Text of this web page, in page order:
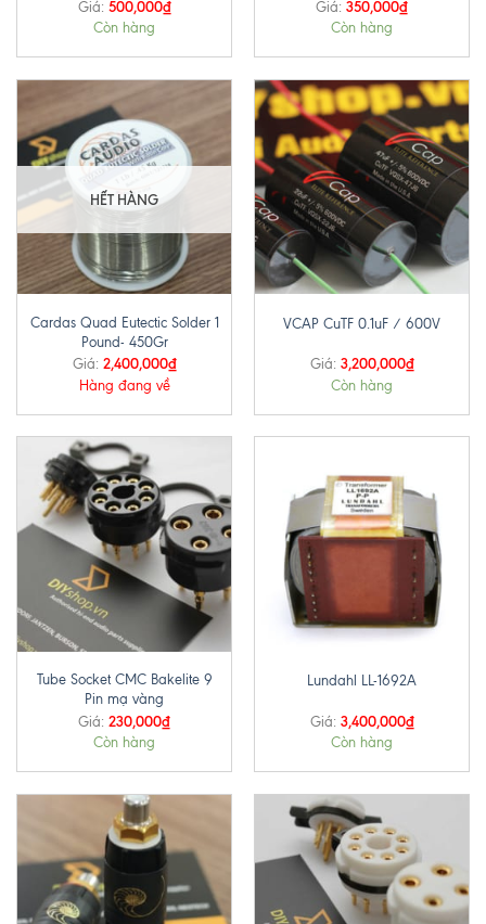
Giá: 500,000₫
Còn hàng
Giá: 350,000₫
Còn hàng
HẾT HÀNG
Cardas Quad Eutectic Solder 1
Pound- 450Gr
Giá: 2,400,000₫
Hàng đang về
VCAP CuTF 0.1uF / 600V
Giá: 3,200,000₫
Còn hàng
Tube Socket CMC Bakelite 9
Pin mạ vàng
Giá: 230,000₫
Còn hàng
Lundahl LL-1692A
Giá: 3,400,000₫
Còn hàng